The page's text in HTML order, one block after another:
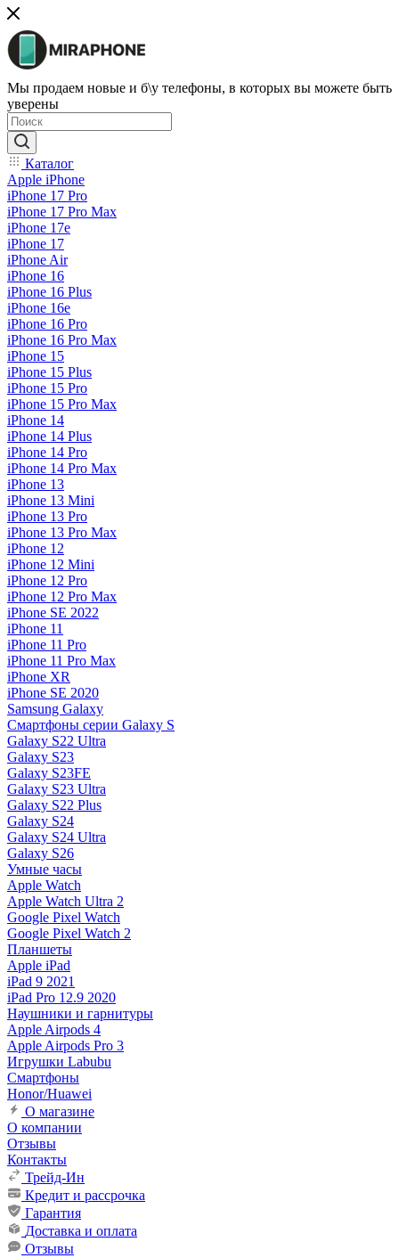
Мы продаем новые и б\у телефоны, в которых вы можете быть
уверены
Каталог
Apple iPhone
iPhone 17 Pro
iPhone 17 Pro Max
iPhone 17e
iPhone 17
iPhone Air
iPhone 16
iPhone 16 Plus
iPhone 16e
iPhone 16 Pro
iPhone 16 Pro Max
iPhone 15
iPhone 15 Plus
iPhone 15 Pro
iPhone 15 Pro Max
iPhone 14
iPhone 14 Plus
iPhone 14 Pro
iPhone 14 Pro Max
iPhone 13
iPhone 13 Mini
iPhone 13 Pro
iPhone 13 Pro Max
iPhone 12
iPhone 12 Mini
iPhone 12 Pro
iPhone 12 Pro Max
iPhone SE 2022
iPhone 11
iPhone 11 Pro
iPhone 11 Pro Max
iPhone XR
iPhone SE 2020
Samsung Galaxy
Смартфоны серии Galaxy S
Galaxy S22 Ultra
Galaxy S23
Galaxy S23FE
Galaxy S23 Ultra
Galaxy S22 Plus
Galaxy S24
Galaxy S24 Ultra
Galaxy S26
Умные часы
Apple Watch
Apple Watch Ultra 2
Google Pixel Watch
Google Pixel Watch 2
Планшеты
Apple iPad
iPad 9 2021
iPad Pro 12.9 2020
Наушники и гарнитуры
Apple Airpods 4
Apple Airpods Pro 3
Игрушки Labubu
Смартфоны
Honor/Huawei
О магазине
О компании
Отзывы
Контакты
Трейд-Ин
Кредит и рассрочка
Гарантия
Доставка и оплата
Отзывы